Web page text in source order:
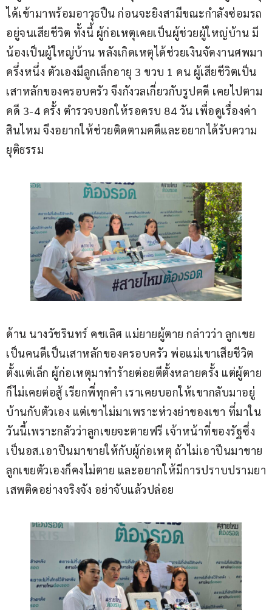
ได้เข้ามาพร้อมอาวุธปืน ก่อนจะยิงสามีขณะกำลังซ่อมรถ
อยู่จนเสียชีวิต ทั้งนี้ ผู้ก่อเหตุเคยเป็นผู้ช่วยผู้ใหญ่บ้าน มี
น้องเป็นผู้ใหญ่บ้าน หลังเกิดเหตุได้ช่วยเงินจัดงานศพมา
ครึ่งหนึ่ง ตัวเองมีลูกเล็กอายุ 3 ขวบ 1 คน ผู้เสียชีวิตเป็น
เสาหลักของครอบครัว จึงกังวลเกี่ยวกับรูปคดี เคยไปตาม
คดี 3-4 ครั้ง ตำรวจบอกให้รอครบ 84 วัน เพื่อดูเรื่องค่า
สินไหม จึงอยากให้ช่วยติดตามคดีและอยากได้รับความ
ยุติธรรม
ด้าน นางวัชรินทร์ คชเลิศ แม่ยายผู้ตาย กล่าวว่า ลูกเขย
เป็นคนดีเป็นเสาหลักของครอบครัว พ่อแม่เขาเสียชีวิต
ตั้งแต่เล็ก ผู้ก่อเหตุมาทำร้ายต่อยตีตั้งหลายครั้ง แต่ผู้ตาย
ก็ไม่เคยต่อสู้ เรียกพี่ทุกคำ เราเคยบอกให้เขากลับมาอยู่
บ้านกับตัวเอง แต่เขาไม่มาเพราะห่วงย่าของเขา ที่มาใน
วันนี้เพราะกลัวว่าลูกเขยจะตายฟรี เจ้าหน้าที่ของรัฐซึ่ง
เป็นอส.เอาปืนมาขายให้กับผู้ก่อเหตุ ถ้าไม่เอาปืนมาขาย
ลูกเขยตัวเองก็คงไม่ตาย และอยากให้มีการปราบปรามยา
เสพติดอย่างจริงจัง อย่าจับแล้วปล่อย